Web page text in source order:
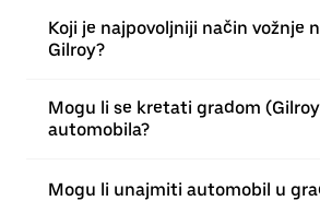
Koji je najpovoljniji način vožnje
Gilroy?
Mogu li se kretati gradom
automobila?
Mogu li unajmiti automobil u